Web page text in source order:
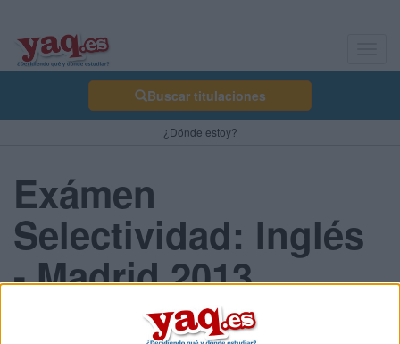
Buscar titulaciones
¿Dónde estoy?
Exámen
Selectividad: Inglés
- Madrid 2013
Septiembre